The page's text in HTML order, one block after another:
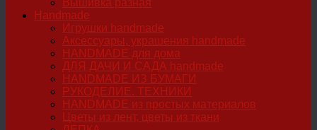
Вышивка разная
Handmade
Игрушки handmade
Аксессуары, украшения handmade
HANDMADE для дома
ДЛЯ ДАЧИ И САДА handmade
HANDMADE ИЗ БУМАГИ
РУКОДЕЛИЕ. ТЕХНИКИ
HANDMADE из простых материалов
Цветы из лент, цветы из ткани